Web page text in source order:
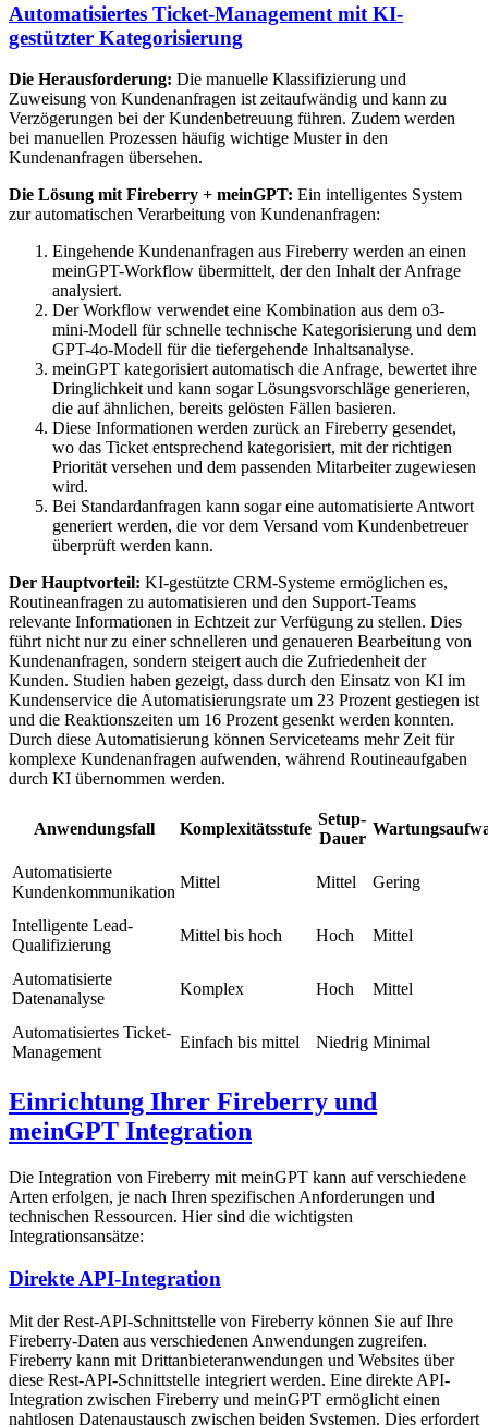
Automatisiertes Ticket-Management mit KI-
gestützter Kategorisierung
Die Herausforderung: Die manuelle Klassifizierung und
Zuweisung von Kundenanfragen ist zeitaufwändig und kann zu
Verzögerungen bei der Kundenbetreuung führen. Zudem werden
bei manuellen Prozessen häufig wichtige Muster in den
Kundenanfragen übersehen.
Die Lösung mit Fireberry + meinGPT: Ein intelligentes System
zur automatischen Verarbeitung von Kundenanfragen:
Eingehende Kundenanfragen aus Fireberry werden an einen
meinGPT-Workflow übermittelt, der den Inhalt der Anfrage
analysiert.
Der Workflow verwendet eine Kombination aus dem o3-
mini-Modell für schnelle technische Kategorisierung und dem
GPT-4o-Modell für die tiefergehende Inhaltsanalyse.
meinGPT kategorisiert automatisch die Anfrage, bewertet ihre
Dringlichkeit und kann sogar Lösungsvorschläge generieren,
die auf ähnlichen, bereits gelösten Fällen basieren.
Diese Informationen werden zurück an Fireberry gesendet,
wo das Ticket entsprechend kategorisiert, mit der richtigen
Priorität versehen und dem passenden Mitarbeiter zugewiesen
wird.
Bei Standardanfragen kann sogar eine automatisierte Antwort
generiert werden, die vor dem Versand vom Kundenbetreuer
überprüft werden kann.
Der Hauptvorteil: KI-gestützte CRM-Systeme ermöglichen es,
Routineanfragen zu automatisieren und den Support-Teams
relevante Informationen in Echtzeit zur Verfügung zu stellen. Dies
führt nicht nur zu einer schnelleren und genaueren Bearbeitung von
Kundenanfragen, sondern steigert auch die Zufriedenheit der
Kunden. Studien haben gezeigt, dass durch den Einsatz von KI im
Kundenservice die Automatisierungsrate um 23 Prozent gestiegen ist
und die Reaktionszeiten um 16 Prozent gesenkt werden konnten.
Durch diese Automatisierung können Serviceteams mehr Zeit für
komplexe Kundenanfragen aufwenden, während Routineaufgaben
durch KI übernommen werden.
Anwendungsfall Komplexitätsstufe
Setup-
Dauer
Automatisierte
Kundenkommunikation
Mittel Mittel Gering
Intelligente Lead-
Qualifizierung
Mittel bis hoch Hoch Mittel
Automatisierte
Datenanalyse
Komplex Hoch Mittel
Automatisiertes Ticket-
Management
Einfach bis mittel Niedrig Minimal
Einrichtung Ihrer Fireberry und
meinGPT Integration
Die Integration von Fireberry mit meinGPT kann auf verschiedene
Arten erfolgen, je nach Ihren spezifischen Anforderungen und
technischen Ressourcen. Hier sind die wichtigsten
Integrationsansätze:
Direkte API-Integration
Mit der Rest-API-Schnittstelle von Fireberry können Sie auf Ihre
Fireberry-Daten aus verschiedenen Anwendungen zugreifen.
Fireberry kann mit Drittanbieteranwendungen und Websites über
diese Rest-API-Schnittstelle integriert werden. Eine direkte API-
Integration zwischen Fireberry und meinGPT ermöglicht einen
nahtlosen Datenaustausch zwischen beiden Systemen. Dies erfordert